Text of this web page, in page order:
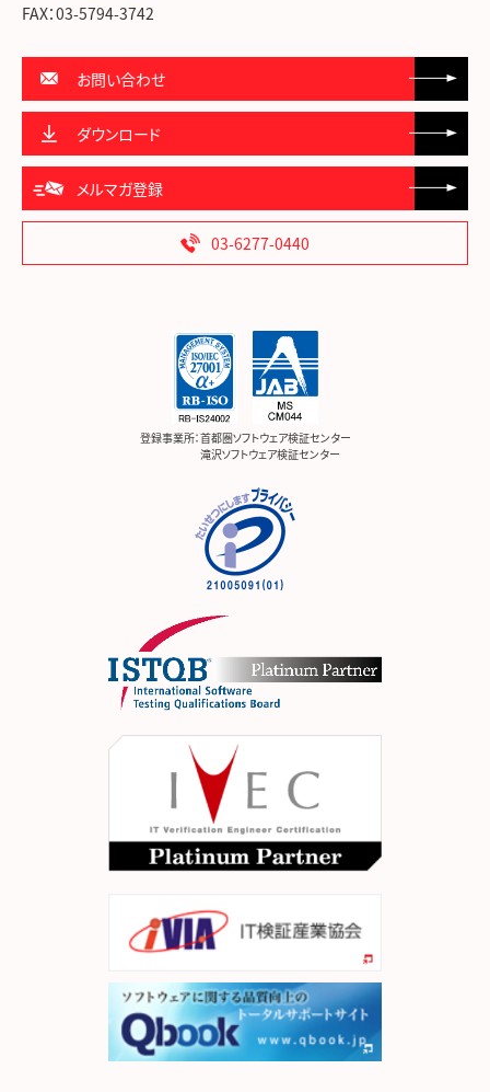
FAX：03-5794-3742
お問い合わせ
ダウンロード
メルマガ登録
03-6277-0440
登録事業所：首都圏ソフトウェア検証センター
滝沢ソフトウェア検証センター